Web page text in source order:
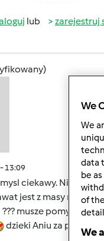
lub zarejestruj
13:09
ciekawy. Nie wiem
jest z masy
??? musze pomyslec
dzieki Aniu za pomysl.
We
We
data
be
of
We